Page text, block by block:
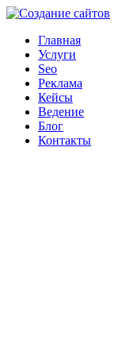
Главная
Услуги
Seo
Реклама
Кейсы
Ведение
Блог
Контакты